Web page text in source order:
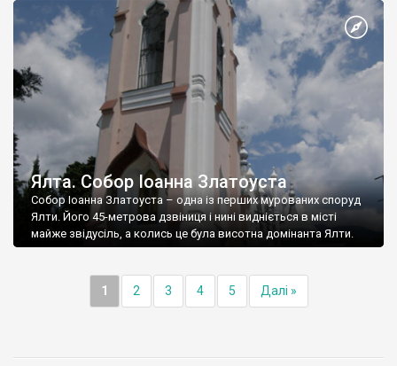
Ялта. Собор Іоанна Златоуста
Собор Іоанна Златоуста – одна із перших мурованих споруд
Ялти. Його 45-метрова дзвіниця і нині видніється в місті
майже звідусіль, а колись це була висотна домінанта Ялти.
1 2 3 4 5 Далі »